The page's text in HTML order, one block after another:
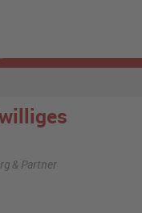
& Partner